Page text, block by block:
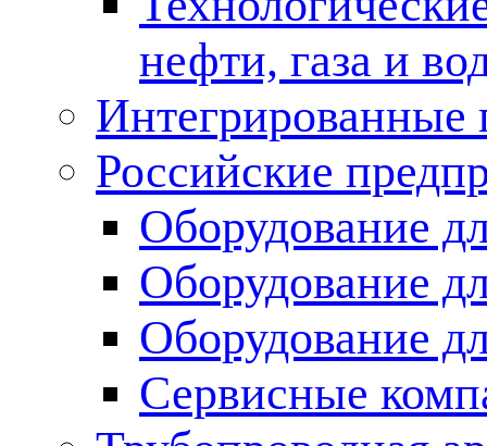
нефти, газа и
Российские
Оборудование
Оборудование
Оборудование
Сервисные